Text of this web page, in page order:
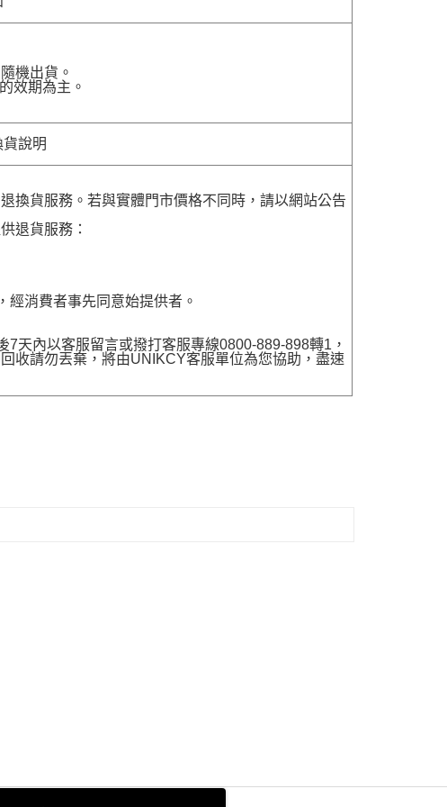
機出貨。
效期為主。
說明
換貨服務。若與實體門市價格不同時，請以網站公告
退貨服務：
消費者事先同意始提供者。
天內以客服留言或撥打客服專線0800-889-898轉1，
回收請勿丟棄，將由UNIKCY客服單位為您協助，盡速